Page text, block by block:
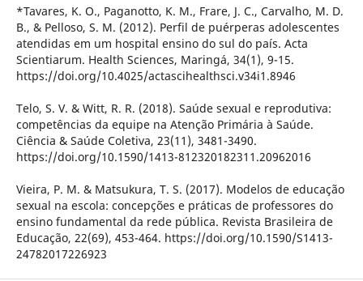
*Tavares, K. O., Paganotto, K. M., Frare, J. C., Carvalho, M. D.
B., & Pelloso, S. M. (2012). Perfil de puérperas adolescentes
atendidas em um hospital ensino do sul do país. Acta
Scientiarum. Health Sciences, Maringá, 34(1), 9-15.
https://doi.org/10.4025/actascihealthsci.v34i1.8946
Telo, S. V. & Witt, R. R. (2018). Saúde sexual e reprodutiva:
competências da equipe na Atenção Primária à Saúde.
Ciência & Saúde Coletiva, 23(11), 3481-3490.
https://doi.org/10.1590/1413-812320182311.20962016
Vieira, P. M. & Matsukura, T. S. (2017). Modelos de educação
sexual na escola: concepções e práticas de professores do
ensino fundamental da rede pública. Revista Brasileira de
Educação, 22(69), 453-464. https://doi.org/10.1590/S1413-
24782017226923